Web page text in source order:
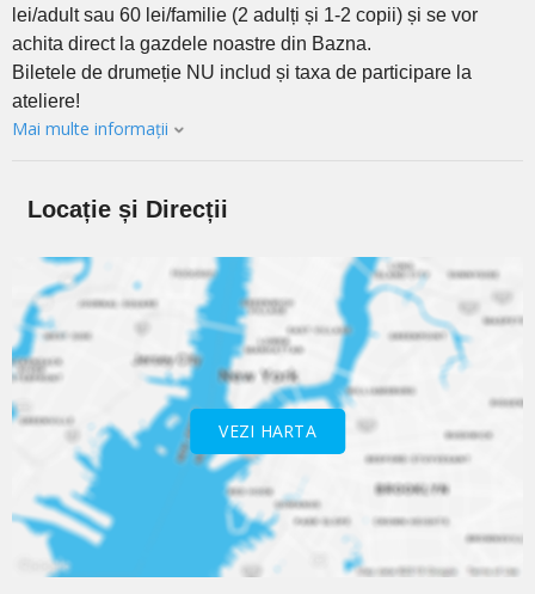
lei/adult sau 60 lei/familie (2 adulți și 1-2 copii) și se vor
achita direct la gazdele noastre din Bazna.
Biletele de drumeție NU includ și taxa de participare la
ateliere!
Mai multe informații
Locație și Direcții
VEZI HARTA